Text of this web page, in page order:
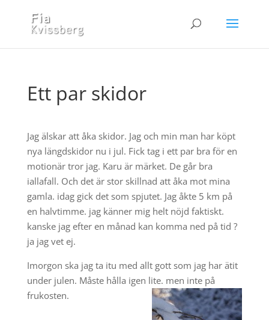
Ett par skidor
Jag älskar att åka skidor. Jag och min man har köpt
nya längdskidor nu i jul. Fick tag i ett par bra för en
motionär tror jag. Karu är märket. De går bra
iallafall. Och det är stor skillnad att åka mot mina
gamla. idag gick det som spjutet. Jag åkte 5 km på
en halvtimme. jag känner mig helt nöjd faktiskt.
kanske jag efter en månad kan komma ned på tid ?
ja jag vet ej.
Imorgon ska jag ta itu med allt gott som jag har ätit
under julen. Måste hålla igen lite. men inte på
frukosten.